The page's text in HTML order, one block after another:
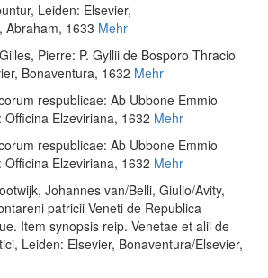
, Leiden: Elsevier,
Abraham, 1633 Mehr
Gilles, Pierre: P. Gyllii de Bosporo Thracio
Bonaventura, 1632 Mehr
respublicae: Ab Ubbone Emmio
Officina Elzeviriana, 1632 Mehr
respublicae: Ab Ubbone Emmio
Officina Elzeviriana, 1632 Mehr
Johannes van/Belli, Giulio/Avity,
patricii Veneti de Republica
Item synopsis reip. Venetae et alii de
, Leiden: Elsevier, Bonaventura/Elsevier,